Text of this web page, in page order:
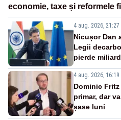
economie, taxe și reformele
4 aug. 2026, 21:27
Nicușor Dan
Legii
pierde
4 aug. 2026, 16:19
Dominic
primar, dar
șase luni